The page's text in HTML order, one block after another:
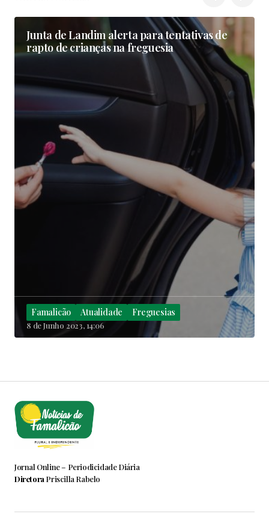
Junta de Landim alerta para tentativas de
rapto de crianças na freguesia
Famalicão Atualidade Freguesias
8 de Junho 2023, 14:06
Jornal Online – Periodicidade Diária
Diretora Priscilla Rabelo